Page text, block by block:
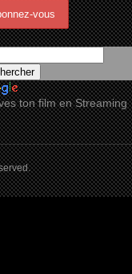
ton film en Streaming